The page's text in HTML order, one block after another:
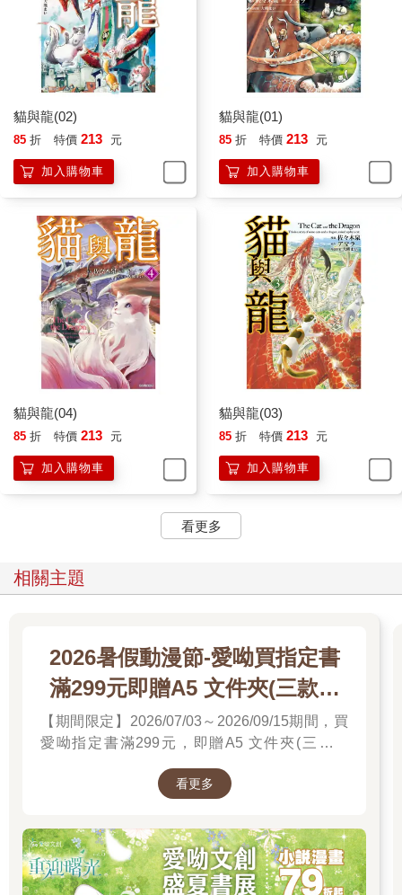
貓與龍(02)
85 折 特價 213 元
加入購物車
貓與龍(01)
85 折 特價 213 元
加入購物車
貓與龍(04)
85 折 特價 213 元
加入購物車
貓與龍(03)
85 折 特價 213 元
加入購物車
看更多
相關主題
2026暑假動漫節-愛呦買指定書
滿299元即贈A5 文件夾(三款隨
機)
【期間限定】2026/07/03～2026/09/15期間，買
愛呦指定書滿299元，即贈A5 文件夾(三款隨
機)！單筆訂單不累贈，數量有限，送完為止！
看更多